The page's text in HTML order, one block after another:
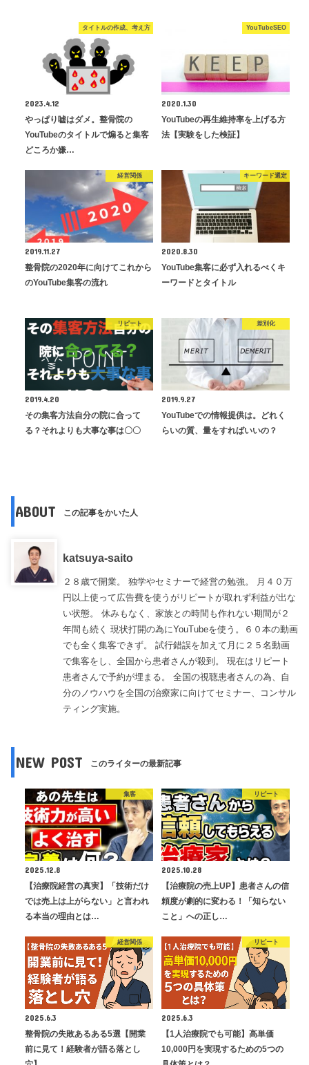
タイトルの作成、考え方
2023.4.12
やっぱり嘘はダメ。整骨院の
YouTubeのタイトルで煽ると集客
どころか嫌…
YouTubeSEO
2020.1.30
YouTubeの再生維持率を上げる方
法【実験をした検証】
経営関係
2019.11.27
整骨院の2020年に向けてこれから
のYouTube集客の流れ
キーワード選定
2020.8.30
YouTube集客に必ず入れるべくキ
ーワードとタイトル
リピート
2019.4.20
その集客方法自分の院に合って
る？それよりも大事な事は〇〇
差別化
2019.9.27
YouTubeでの情報提供は。どれく
らいの質、量をすればいいの？
ABOUT この記事をかいた人
katsuya-saito
２８歳で開業。 独学やセミナーで経営の勉強。 月４０万
円以上使って広告費を使うがリピートが取れず利益が出な
い状態。 休みもなく、家族との時間も作れない期間が２
年間も続く 現状打開の為にYouTubeを使う。６０本の動画
でも全く集客できず。 試行錯誤を加えて月に２５名動画
で集客をし、全国から患者さんが殺到。 現在はリピート
患者さんで予約が埋まる。 全国の視聴患者さんの為、自
分のノウハウを全国の治療家に向けてセミナー、コンサル
ティング実施。
NEW POST このライターの最新記事
集客
2025.12.8
【治療院経営の真実】「技術だけ
では売上は上がらない」と言われ
る本当の理由とは…
リピート
2025.10.28
【治療院の売上UP】患者さんの信
頼度が劇的に変わる！「知らない
こと」への正し…
経営関係
2025.6.3
整骨院の失敗あるある5選【開業
前に見て！経験者が語る落とし
リピート
2025.6.3
【1人治療院でも可能】高単価
10,000円を実現するための5つの